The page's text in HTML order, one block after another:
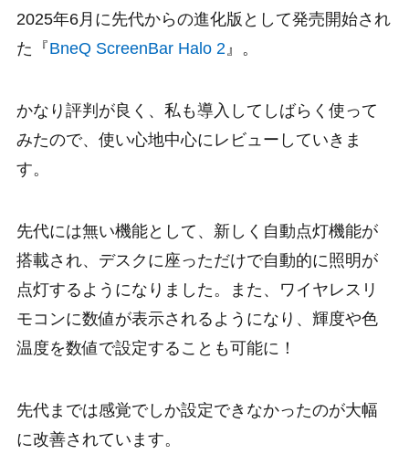
2025年6月に先代からの進化版として発売開始され
た『BneQ ScreenBar Halo 2』。
かなり評判が良く、私も導入してしばらく使って
みたので、使い心地中心にレビューしていきま
す。
先代には無い機能として、新しく自動点灯機能が
搭載され、デスクに座っただけで自動的に照明が
点灯するようになりました。また、ワイヤレスリ
モコンに数値が表示されるようになり、輝度や色
温度を数値で設定することも可能に！
先代までは感覚でしか設定できなかったのが大幅
に改善されています。